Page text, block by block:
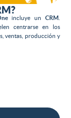
incluye un CRM.
centrarse en los
ventas, producción y